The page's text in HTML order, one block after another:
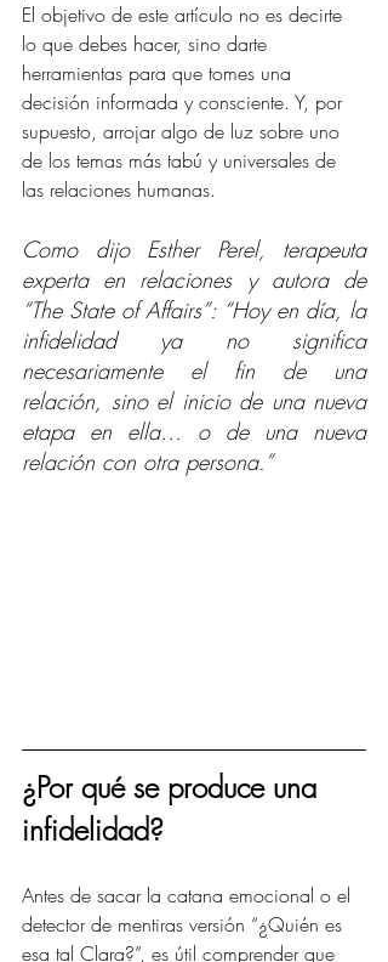
El objetivo de este artículo no es decirte
lo que debes hacer, sino darte
herramientas para que tomes una
decisión informada y consciente. Y, por
supuesto, arrojar algo de luz sobre uno
de los temas más tabú y universales de
las relaciones humanas.
Como dijo Esther Perel, terapeuta
experta en relaciones y autora de
“The State of Affairs”: “Hoy en día, la
infidelidad ya no significa
necesariamente el fin de una
relación, sino el inicio de una nueva
etapa en ella… o de una nueva
relación con otra persona.”
¿Por qué se produce una
infidelidad?
Antes de sacar la catana emocional o el
detector de mentiras versión “¿Quién es
esa tal Clara?”, es útil comprender que